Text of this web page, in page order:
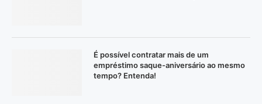
É possível contratar mais de um
empréstimo saque-aniversário ao mesmo
tempo? Entenda!